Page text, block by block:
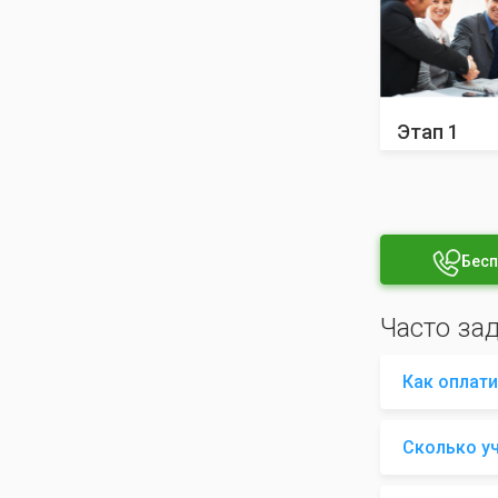
Этап 1
Часто
Как
Сколько